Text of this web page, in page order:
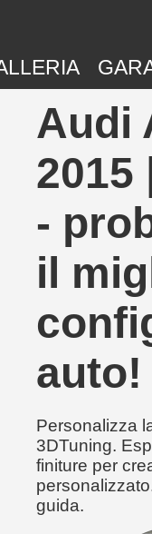
Audi
2015
-
il
auto!
Personalizza
3DTuning.
finiture per
guida.